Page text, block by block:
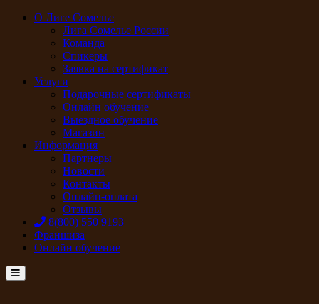
О Лиге Сомелье
Лига Сомелье России
Команда
Спикеры
Заявка на сертификат
Услуги
Подарочные сертификаты
Онлайн обучение
Выездное обучение
Магазин
Информация
Партнеры
Новости
Контакты
Онлайн-оплата
Отзывы
8(800) 550 9193
Франшиза
Онлайн обучение
Menu